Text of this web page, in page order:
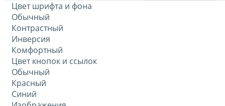
Цвет шрифта и фона
Обычный
Контрастный
Инверсия
Комфортный
Цвет кнопок и ссылок
Обычный
Красный
Синий